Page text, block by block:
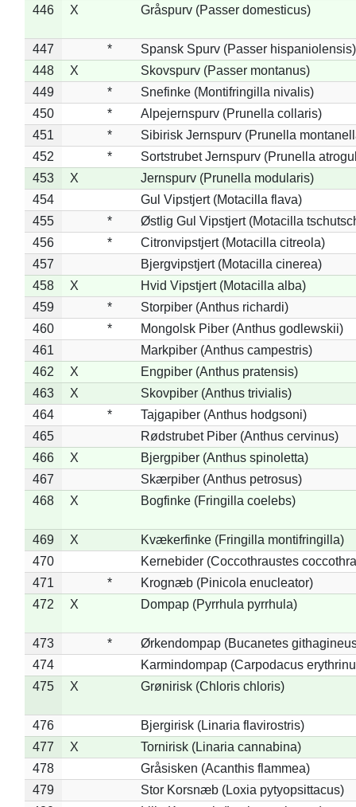
446
X Gråspurv (Passer domesticus)
447 *
Spansk Spurv (Passer hispaniolensis)
448
X
Skovspurv (Passer montanus)
449
*
Snefinke (Montifringilla nivalis)
450
*
Alpejernspurv (Prunella collaris)
451
*
Sibirisk Jernspurv (Prunella
452
*
Sortstrubet Jernspurv (Prunella
453
X
Jernspurv (Prunella modularis)
454
Gul Vipstjert (Motacilla flava)
455
*
Østlig Gul Vipstjert (Motacilla
456
*
Citronvipstjert (Motacilla citreola)
457
Bjergvipstjert (Motacilla cinerea)
458
X
Hvid Vipstjert (Motacilla alba)
459
*
Storpiber (Anthus richardi)
460
*
Mongolsk Piber (Anthus godlewskii)
461
Markpiber (Anthus campestris)
462
X
Engpiber (Anthus pratensis)
463
X
Skovpiber (Anthus trivialis)
464
*
Tajgapiber (Anthus hodgsoni)
465
Rødstrubet Piber (Anthus cervinus)
466
X
Bjergpiber (Anthus spinoletta)
467
Skærpiber (Anthus petrosus)
468
X Bogfinke (Fringilla coelebs)
469 X
Kvækerfinke (Fringilla montifringilla)
470
Kernebider (Coccothraustes
471
*
Krognæb (Pinicola enucleator)
472
X Dompap (Pyrrhula pyrrhula)
473 *
Ørkendompap (Bucanetes
474
Karmindompap (Carpodacus
475
X Grønirisk (Chloris chloris)
476
Bjergirisk (Linaria flavirostris)
477
X
Tornirisk (Linaria cannabina)
478
Gråsisken (Acanthis flammea)
479
Stor Korsnæb (Loxia pytyopsittacus)